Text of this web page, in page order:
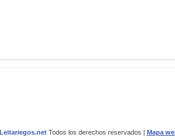
Leitariegos.netTodos los derechos reservados | Mapa